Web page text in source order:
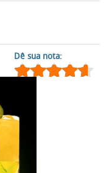
Dê sua nota: